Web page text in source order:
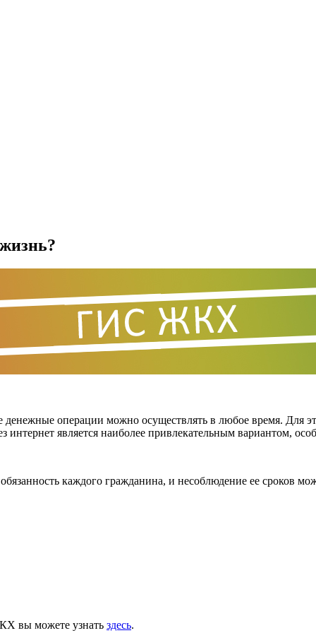
операции можно осуществлять в любое время. Для
интернет является наиболее привлекательным вариантом,
каждого гражданина, и несоблюдение ее сроков
вы можете узнать здесь.